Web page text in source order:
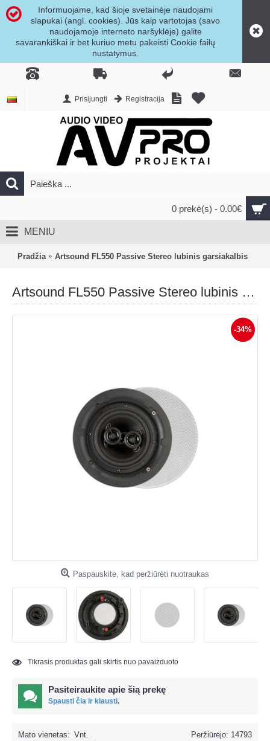
Informuojame, kad šioje svetainėje naudojami
slapukai (angl. cookies). Jūs kaip vartotojas (savo
naudojamoje interneto naršyklėje) galite
savarankiškai ir bet kuriuo metu pakeisti Cookie failų
nustatymus.
Prisijungti Registracija
0 prekė(s) - 0.00€
MENIU
Pradžia Artsound FL550 Passive Stereo lubinis garsiakalbis
Artsound FL550 Passive Stereo lubinis garsiakalbis
-34%
Paspauskite, kad peržiūrėti nuotraukas
Tikrasis produktas gali skirtis nuo pavaizduoto
Pasiteiraukite apie šią prekę
Spausti čia ir klausti.
Peržiūrėjo: 14793
Mato vienetas: Vnt.